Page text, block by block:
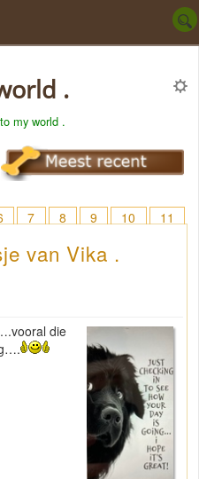
.
my world .
7 8 9 10
11
van Vika .
die